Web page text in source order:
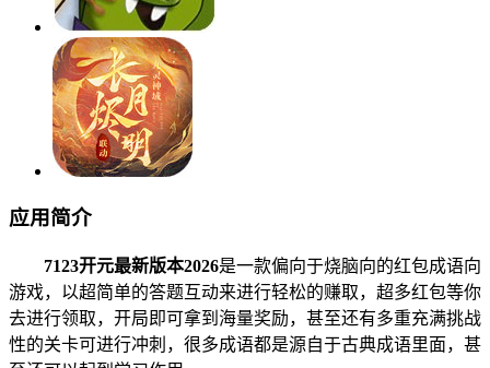
应用简介
7123开元最新版本2026是一款偏向于烧脑向的红包成语向
游戏，以超简单的答题互动来进行轻松的赚取，超多红包等你
去进行领取，开局即可拿到海量奖励，甚至还有多重充满挑战
性的关卡可进行冲刺，很多成语都是源自于古典成语里面，甚